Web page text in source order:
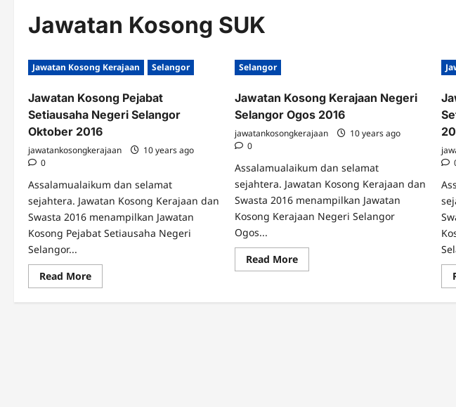
Jawatan Kosong SUK
Jawatan Kosong Kerajaan Selangor
Jawatan Kosong Pejabat
Setiausaha Negeri Selangor
Oktober 2016
jawatankosongkerajaan
10 years ago
0
Assalamualaikum dan selamat
sejahtera. Jawatan Kosong Kerajaan dan
Swasta 2016 menampilkan Jawatan
Kosong Pejabat Setiausaha Negeri
Selangor...
Read MoreRead
more
Jawatan
Selangor
Jawatan Kosong Kerajaan Negeri
Selangor Ogos 2016
jawatankosongkerajaan
10 years ago
0
Assalamualaikum dan selamat
sejahtera. Jawatan Kosong Kerajaan dan
Swasta 2016 menampilkan Jawatan
Kosong Kerajaan Negeri Selangor
Ogos...
Read MoreRead
more